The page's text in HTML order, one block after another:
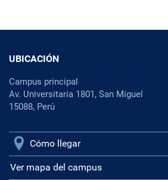
UBICACIÓN
Campus principal
Av. Universitaria 1801, San Miguel
15088, Perú
Cómo llegar
Ver mapa del campus